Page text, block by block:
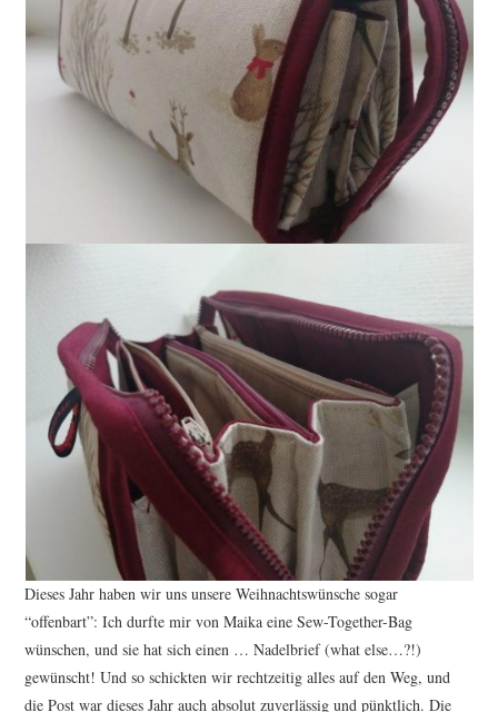
Dieses Jahr haben wir uns unsere Weihnachtswünsche sogar
“offenbart”: Ich durfte mir von Maika eine Sew-Together-Bag
wünschen, und sie hat sich einen … Nadelbrief (what else…?!)
gewünscht! Und so schickten wir rechtzeitig alles auf den Weg, und
die Post war dieses Jahr auch absolut zuverlässig und pünktlich. Die